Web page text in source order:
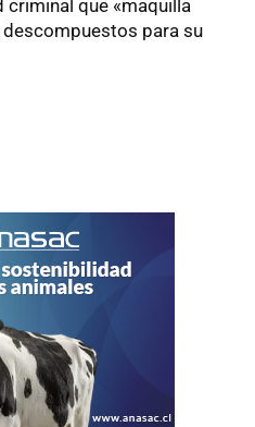
criminal que «maquilla
para su